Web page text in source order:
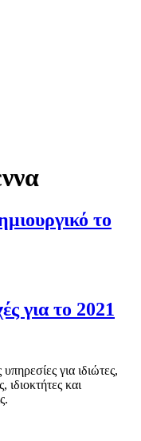
το
για το 2021
για ιδιώτες,
ιδιοκτήτες και